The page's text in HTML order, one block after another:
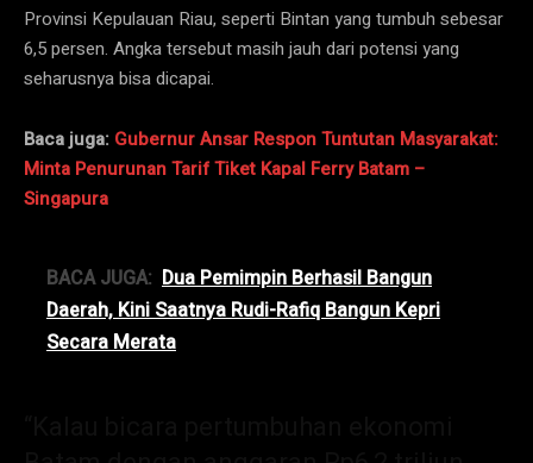
Provinsi Kepulauan Riau, seperti Bintan yang tumbuh sebesar
6,5 persen. Angka tersebut masih jauh dari potensi yang
seharusnya bisa dicapai.
Baca juga: Gubernur Ansar Respon Tuntutan Masyarakat:
Minta Penurunan Tarif Tiket Kapal Ferry Batam –
Singapura
BACA JUGA: Dua Pemimpin Berhasil Bangun
Daerah, Kini Saatnya Rudi-Rafiq Bangun Kepri
Secara Merata